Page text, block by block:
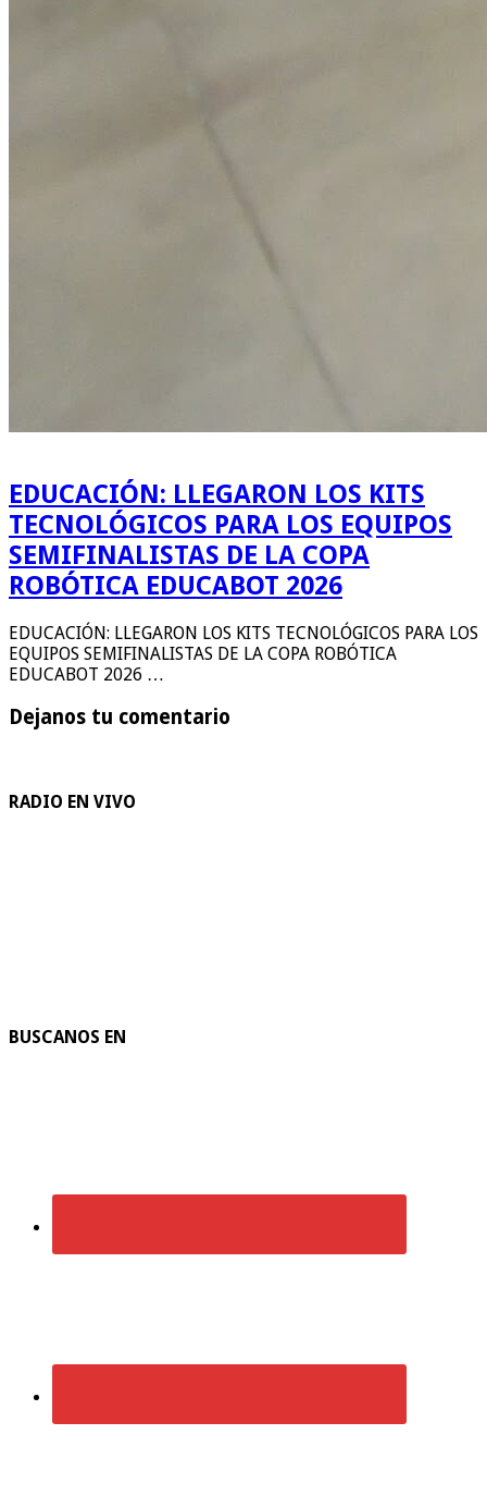
EDUCACIÓN: LLEGARON LOS KITS
TECNOLÓGICOS PARA LOS EQUIPOS
SEMIFINALISTAS DE LA COPA
ROBÓTICA EDUCABOT 2026
EDUCACIÓN: LLEGARON LOS KITS TECNOLÓGICOS PARA LOS
EQUIPOS SEMIFINALISTAS DE LA COPA ROBÓTICA
EDUCABOT 2026 …
Dejanos tu comentario
RADIO EN VIVO
BUSCANOS EN